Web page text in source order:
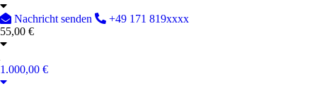
Nachricht senden
+49 171 819xxxx
55,00 €
1.000,00 €